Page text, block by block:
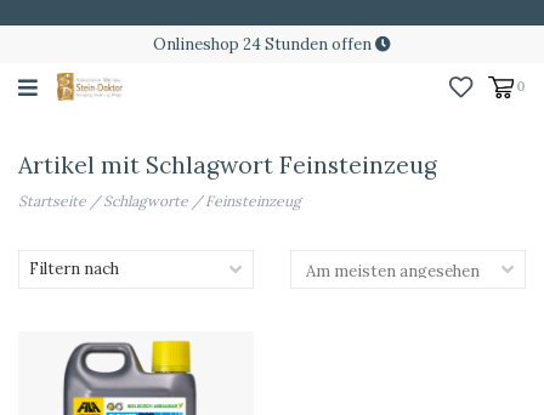
Onlineshop 24 Stunden offen
0
Artikel mit Schlagwort Feinsteinzeug
Startseite /Schlagworte /Feinsteinzeug
Filtern nach